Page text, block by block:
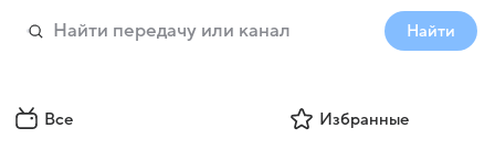
Найти
Все Избранные